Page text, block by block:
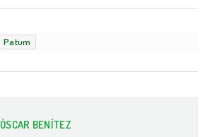
Patum
ÓSCAR BENÍTEZ